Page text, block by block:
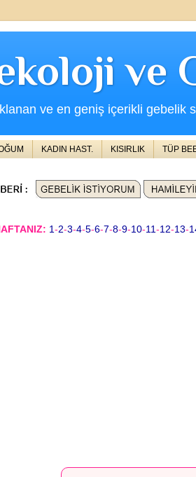
ve
ve en geniş içerikli gebelik
KADIN HAST. KISIRLIK TÜP
1-2-3-4-5-6-7-8-9-10-11-12-13-